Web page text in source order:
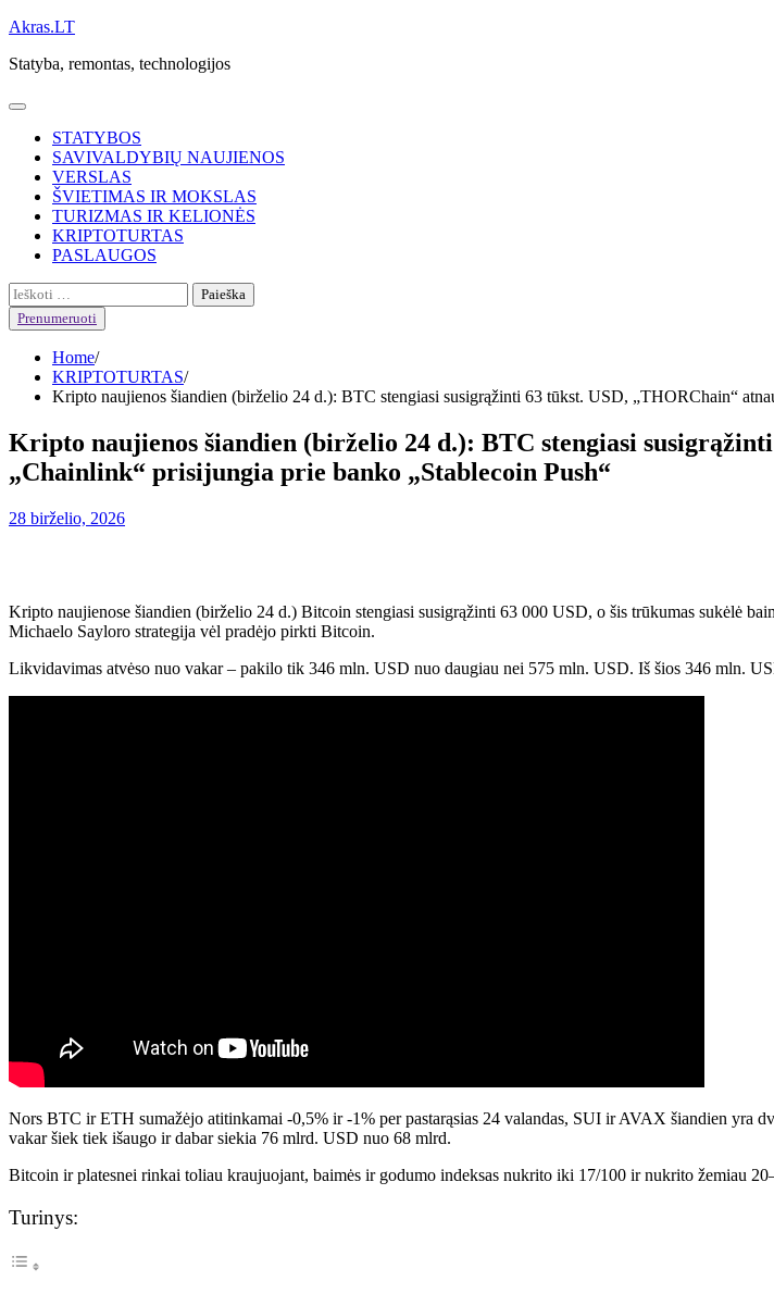
Skip
content
Akras.LT
Statyba, remontas, technologijos
STATYBOS
SAVIVALDYBIŲ NAUJIENOS
VERSLAS
ŠVIETIMAS IR MOKSLAS
TURIZMAS IR KELIONĖS
KRIPTOTURTAS
PASLAUGOS
Ieškoti:
Prenumeruoti
Home
KRIPTOTURTAS
Kripto naujienos šiandien (birželio 24 d.): BTC stengiasi susigrąžinti 63 tūkst. USD, „THORChain“
Kripto naujienos šiandien (birželio 24 d.): BTC stengiasi
„Chainlink“ prisijungia prie banko „Stablecoin Push“
28 birželio, 2026
Kripto naujienose šiandien (birželio 24 d.) Bitcoin stengiasi susigrąžinti 63 000 USD, o šis trūkumas sukėlė
Michaelo Sayloro strategija vėl pradėjo pirkti Bitcoin.
Likvidavimas atvėso nuo vakar – pakilo tik 346 mln. USD nuo daugiau nei 575 mln. USD. Iš šios 346 mln.
Nors BTC ir ETH sumažėjo atitinkamai -0,5% ir -1% per pastarąsias 24 valandas, SUI ir AVAX šiandien
vakar šiek tiek išaugo ir dabar siekia 76 mlrd. USD nuo 68 mlrd.
Bitcoin ir platesnei rinkai toliau kraujuojant, baimės ir godumo indeksas nukrito iki 17/100 ir nukrito žemiau
Turinys: